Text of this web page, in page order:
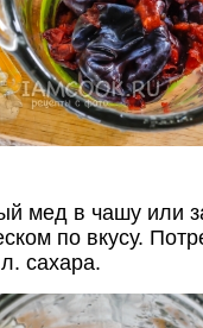
мед в чашу или
по вкусу.
сахара.